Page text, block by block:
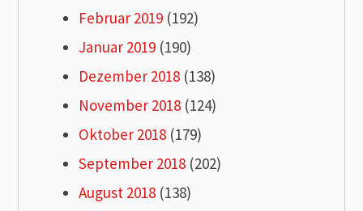
Februar 2019 (192)
Januar 2019 (190)
Dezember 2018 (138)
November 2018 (124)
Oktober 2018 (179)
September 2018 (202)
August 2018 (138)